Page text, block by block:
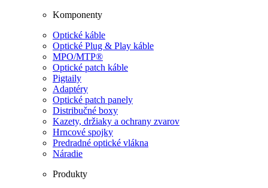
Komponenty
Optické káble
Optické Plug & Play káble
MPO/MTP®
Optické patch káble
Pigtaily
Adaptéry
Optické patch panely
Distribučné boxy
Kazety, držiaky a ochrany zvarov
Hrncové spojky
Predradné optické vlákna
Náradie
Produkty